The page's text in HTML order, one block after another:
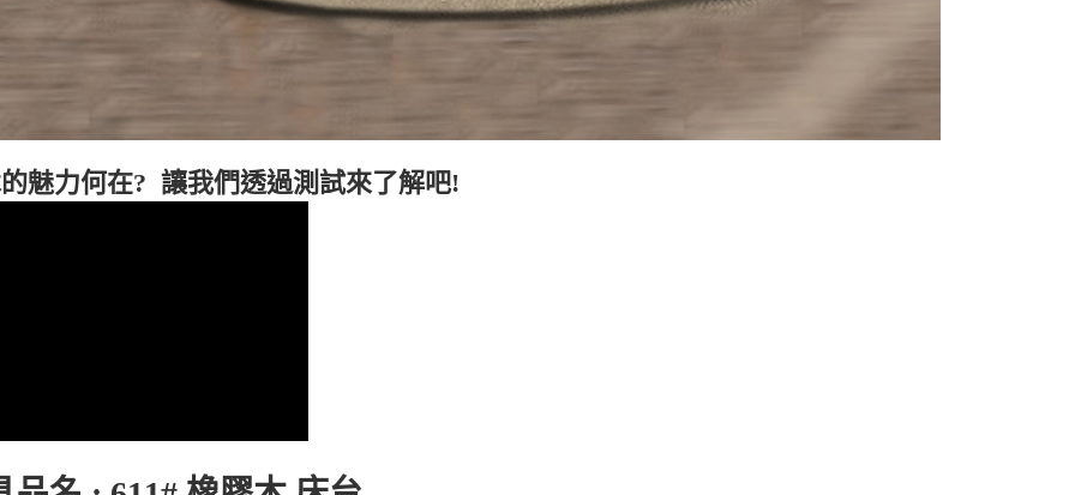
魅力何在? 讓我們透過測試來了解吧!